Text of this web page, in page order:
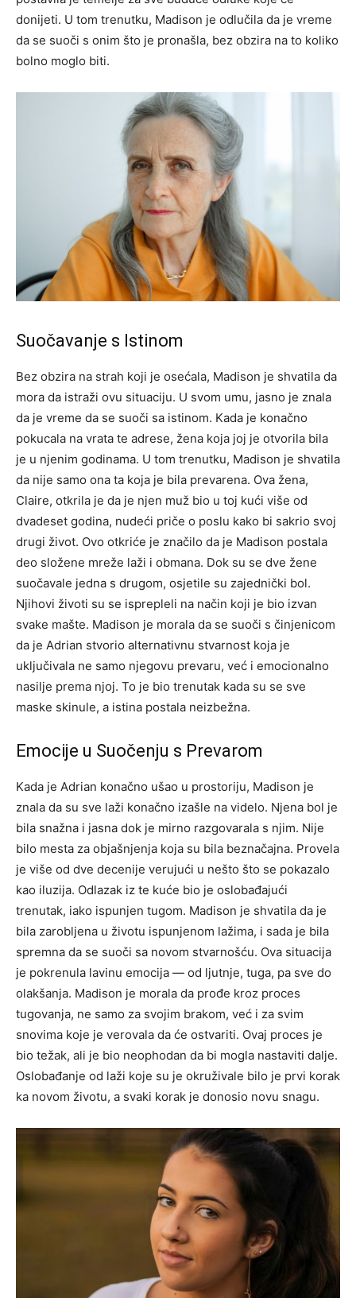
donijeti. U tom trenutku, Madison je odlučila da je vreme
da se suoči s onim što je pronašla, bez obzira na to koliko
bolno moglo biti.
Suočavanje s Istinom
Bez obzira na strah koji je osećala, Madison je shvatila da
mora da istraži ovu situaciju. U svom umu, jasno je znala
da je vreme da se suoči sa istinom. Kada je konačno
pokucala na vrata te adrese, žena koja joj je otvorila bila
je u njenim godinama. U tom trenutku, Madison je shvatila
da nije samo ona ta koja je bila prevarena. Ova žena,
Claire, otkrila je da je njen muž bio u toj kući više od
dvadeset godina, nudeći priče o poslu kako bi sakrio svoj
drugi život. Ovo otkriće je značilo da je Madison postala
deo složene mreže laži i obmana. Dok su se dve žene
suočavale jedna s drugom, osjetile su zajednički bol.
Njihovi životi su se isprepleli na način koji je bio izvan
svake mašte. Madison je morala da se suoči s činjenicom
da je Adrian stvorio alternativnu stvarnost koja je
uključivala ne samo njegovu prevaru, već i emocionalno
nasilje prema njoj. To je bio trenutak kada su se sve
maske skinule, a istina postala neizbežna.
Emocije u Suočenju s Prevarom
Kada je Adrian konačno ušao u prostoriju, Madison je
znala da su sve laži konačno izašle na videlo. Njena bol je
bila snažna i jasna dok je mirno razgovarala s njim. Nije
bilo mesta za objašnjenja koja su bila beznačajna. Provela
je više od dve decenije verujući u nešto što se pokazalo
kao iluzija. Odlazak iz te kuće bio je oslobađajući
trenutak, iako ispunjen tugom. Madison je shvatila da je
bila zarobljena u životu ispunjenom lažima, i sada je bila
spremna da se suoči sa novom stvarnošću. Ova situacija
je pokrenula lavinu emocija — od ljutnje, tuga, pa sve do
olakšanja. Madison je morala da prođe kroz proces
tugovanja, ne samo za svojim brakom, već i za svim
snovima koje je verovala da će ostvariti. Ovaj proces je
bio težak, ali je bio neophodan da bi mogla nastaviti dalje.
Oslobađanje od laži koje su je okruživale bilo je prvi korak
ka novom životu, a svaki korak je donosio novu snagu.